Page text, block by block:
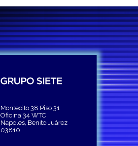
Montecito 38 Piso 31
Oficina 34 WTC
Napoles, Benito Juárez
03810